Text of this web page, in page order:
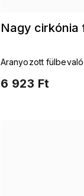
Nagy cirkónia
6 923 Ft
Aranyozott